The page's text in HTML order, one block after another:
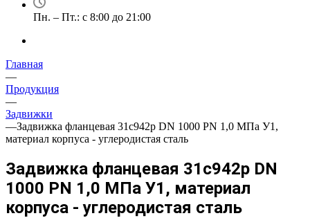
Пн. – Пт.: с 8:00 до 21:00
Главная
—
Продукция
—
Задвижки
—Задвижка фланцевая 31с942р DN 1000 PN 1,0 МПа У1,
материал корпуса - углеродистая сталь
Задвижка фланцевая 31с942р DN
1000 PN 1,0 МПа У1, материал
корпуса - углеродистая сталь